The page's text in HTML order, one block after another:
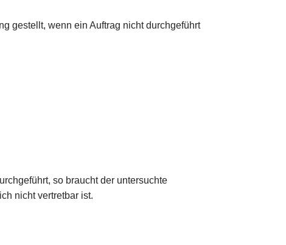
gestellt, wenn ein Auftrag nicht durchgeführt
so braucht der untersuchte
nicht vertretbar ist.